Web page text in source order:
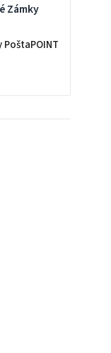
Zámky